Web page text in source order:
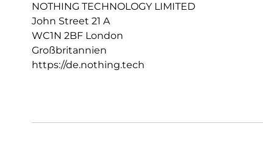
NOTHING TECHNOLOGY LIMITED
John Street 21 A
WC1N 2BF London
Großbritannien
https://de.nothing.tech